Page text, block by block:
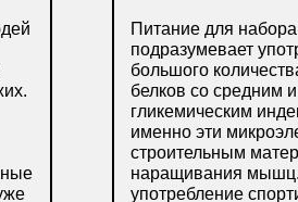
Питание для
подразумевает
большого
белков со средним
гликемическим
именно эти
строительным
наращивания
употребление